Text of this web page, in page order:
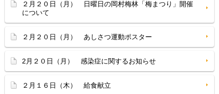
２月２０日（月） 日曜日の岡村梅林「梅まつり」開催
について
２月２０日（月） あしさつ運動ポスター
2月２０日（月） 感染症に関するお知らせ
２月１６日（木） 給食献立